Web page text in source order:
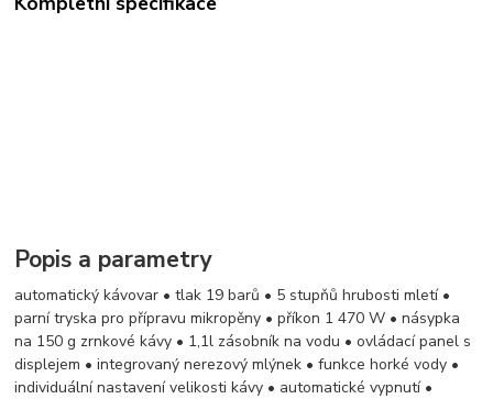
Popis a parametry
automatický kávovar • tlak 19 barů • 5 stupňů hrubosti mletí •
parní tryska pro přípravu mikropěny • příkon 1 470 W • násypka
na 150 g zrnkové kávy • 1,1l zásobník na vodu • ovládací panel s
displejem • integrovaný nerezový mlýnek • funkce horké vody •
individuální nastavení velikosti kávy • automatické vypnutí •